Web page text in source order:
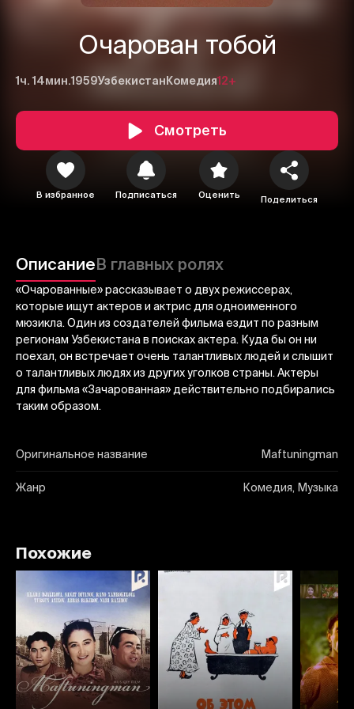
Очарован тобой
1ч. 14мин.1959Узбекистан Комедия12+
Смотреть
В избранное Подписаться Оценить Поделиться
ОписаниеВ главных ролях
«Очарованные» рассказывает о двух режиссерах,
которые ищут актеров и актрис для одноименного
мюзикла. Один из создателей фильма ездит по разным
регионам Узбекистана в поисках актера. Куда бы он ни
поехал, он встречает очень талантливых людей и слышит
о талантливых людях из других уголков страны. Актеры
для фильма «Зачарованная» действительно подбирались
таким образом.
Оригинальное название Maftuningman
Жанр Комедия, Музыка
1 2 3
Отправить
Похожие